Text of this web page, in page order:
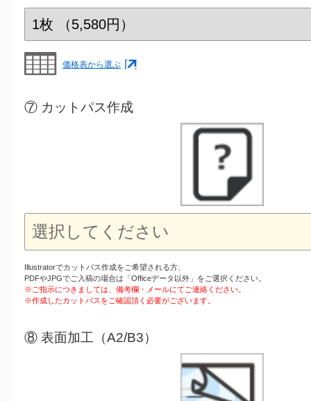
価格表から選ぶ
⑦ カットパス作成
Illustratorでカットパス作成をご希望される方、
PDFやJPGでご入稿の場合は「Officeデータ以外」をご選択ください。
※ご指示につきましては、備考欄・メールにてご連絡ください。
※作成したカットパスをご確認頂く必要がございます。
⑧ 表面加工（A2/B3）